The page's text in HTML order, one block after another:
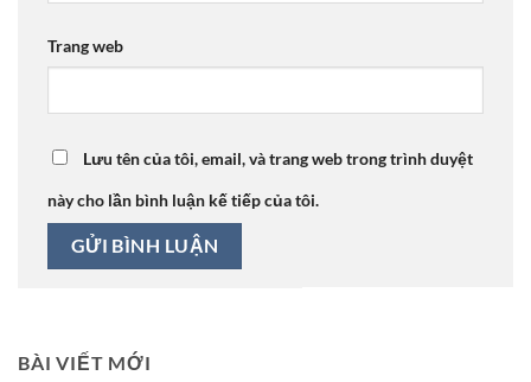
Trang web
Lưu tên của tôi, email, và trang web trong trình duyệt
này cho lần bình luận kế tiếp của tôi.
BÀI VIẾT MỚI